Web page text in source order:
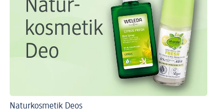
Naturkosmetik Deos